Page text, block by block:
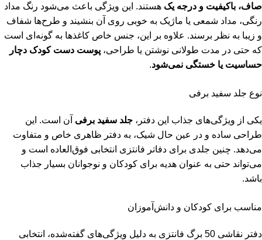
صاف، باکیفیت و درجه یک هستند. این ویژگی باعث می‌شود رنگ مداد
رنگی، مداد شمعی یا ماژیک به خوبی روی آن بنشیند و طرح‌ها شفاف
و زیبا به نظر برسند. علاوه بر این، جنس خاص کاغذها به گونه‌ای است
که حتی در مدت طولانی نوشتن یا طراحی، پوست دست کودک دچار
حساسیت یا خستگی نمی‌شود.
نوع جلد سفید برفی
یکی از ویژگی‌های جذاب این دفتر، جلد سفید برفی آن است. این
طراحی ساده و در عین حال شیک، به دفتر ظاهری خاص و متفاوت
می‌دهد. چنین جلدی برای دفاتر فانتزی انتخابی فوق‌العاده است و
می‌تواند حتی به عنوان هدیه برای کودکان و نوجوانان بسیار جذاب
باشد.
مناسب برای کودکان و دانش‌آموزان
دفتر نقاشی 50 برگ فانتزی به دلیل ویژگی‌های گفته‌شده، انتخابی